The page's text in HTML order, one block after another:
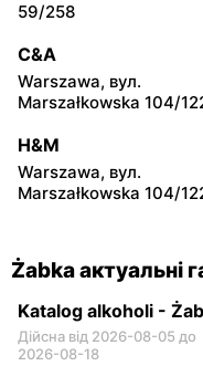
Grzybowska 4
Żabka
Żabka
Warszawa, вул. Prosta
59/258
C&A
Warszawa, вул.
Marszałkowska 104/
H&M
Warszawa, вул.
Marszałkowska 104/
Żabka актуальні
Katalog alkoholi -
Дійсна від 2026-08-05 до
2026-08-18